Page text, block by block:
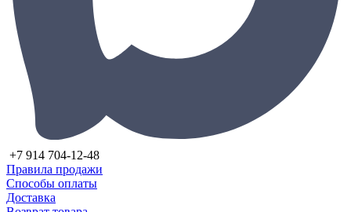
+7 914 704-12-48
Правила продажи
Способы оплаты
Доставка